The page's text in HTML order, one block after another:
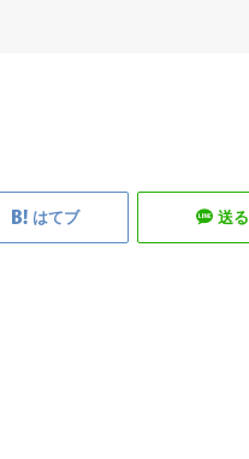
はてブ 送る